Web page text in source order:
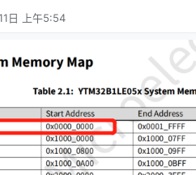
日 上午5:54